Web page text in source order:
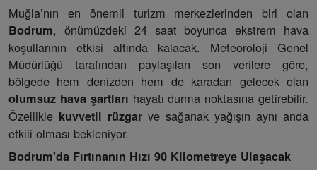
Muğla’nın en önemli turizm merkezlerinden biri olan
Bodrum, önümüzdeki 24 saat boyunca ekstrem hava
koşullarının etkisi altında kalacak. Meteoroloji Genel
Müdürlüğü tarafından paylaşılan son verilere göre,
bölgede hem denizden hem de karadan gelecek olan
olumsuz hava şartları hayatı durma noktasına getirebilir.
Özellikle kuvvetli rüzgar ve sağanak yağışın aynı anda
etkili olması bekleniyor.
Bodrum'da Fırtınanın Hızı 90 Kilometreye Ulaşacak